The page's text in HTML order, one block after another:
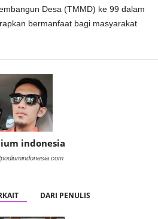
Desa (TMMD) ke 99 dalam
bermanfaat bagi masyarakat
indonesia
DARI PENULIS